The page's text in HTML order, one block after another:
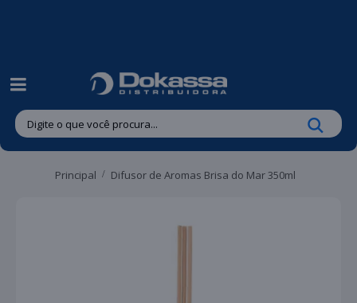
Principal Difusor de Aromas Brisa do Mar 350ml